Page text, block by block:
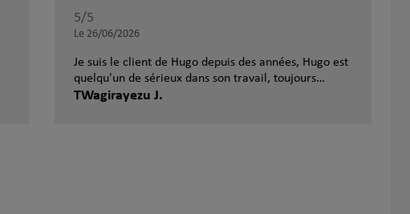
5/5
Le 26/06/2026
Je suis le client de Hugo depuis des années, Hugo est
quelqu'un de sérieux dans son travail, toujours
disponible et apporte de bonnes réponses à mes
TWagirayezu J.